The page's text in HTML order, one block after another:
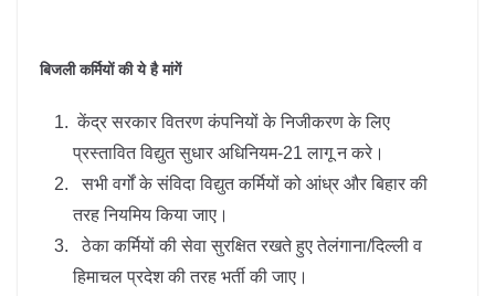
बिजली कर्मियों की ये है मांगें
केंद्र सरकार वितरण कंपनियों के निजीकरण के लिए
प्रस्तावित विद्युत सुधार अधिनियम-21 लागू न करे।
सभी वर्गों के संविदा विद्युत कर्मियों को आंध्र और बिहार की
तरह नियमिय किया जाए।
ठेका कर्मियों की सेवा सुरक्षित रखते हुए तेलंगाना/दिल्ली व
हिमाचल प्रदेश की तरह भर्ती की जाए।